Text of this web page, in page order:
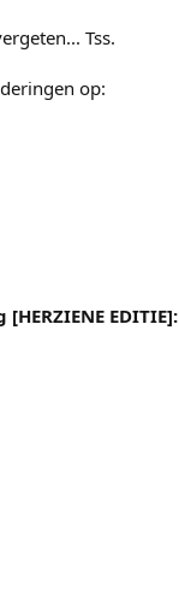
Tss.
op:
EDITIE]: